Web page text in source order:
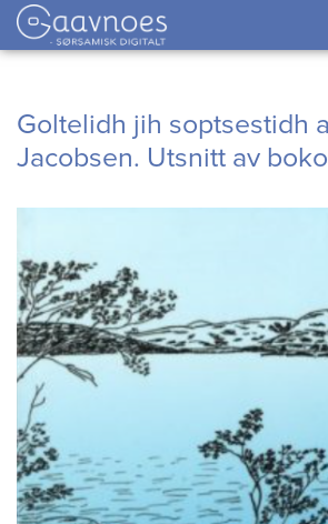
Språk
Næring
Kart
Kontakt
Sitemap
innholdet
skriftGoltelidh jih soptsestidh
Jacobsen. Utsnitt av